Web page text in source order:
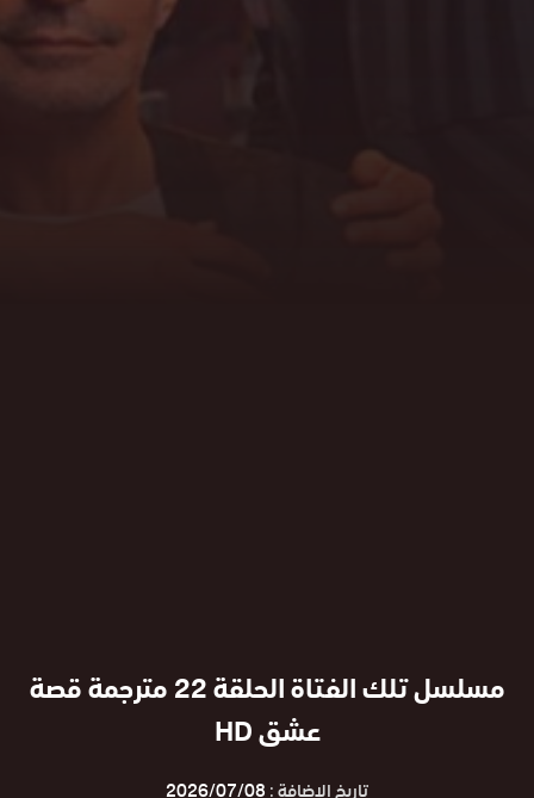
مسلسل تلك الفتاة الحلقة 22 مترجمة قصة
عشق HD
تاريخ الإضافة :2026/07/08